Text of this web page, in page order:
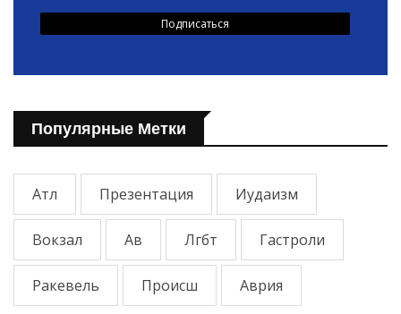
Популярные Метки
Атл Презентация Иудаизм
Вокзал Ав Лгбт Гастроли
Ракевель Происш Аврия